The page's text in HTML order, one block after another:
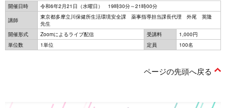
開催日時
令和6年2月21日（水曜日） 19時30分～21時00分
講師
東京都多摩立川保健所生活環境安全課 薬事指導担当課長代理 外尾 英隆
先生
開催形式
Zoomによるライブ配信 受講料
1,000円
単位数
1単位 定員 100名
ページの先頭へ戻る